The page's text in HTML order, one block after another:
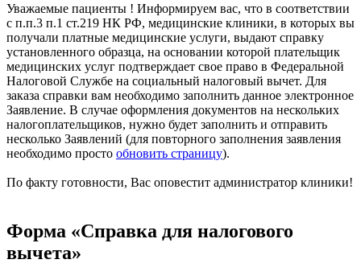
Уважаемые пациенты ! Информируем вас, что в соответствии
с п.п.3 п.1 ст.219 НК РФ, медицинские клиники, в которых вы
получали платные медицинские услуги, выдают справку
установленного образца, на основании которой плательщик
медицинских услуг подтверждает свое право в Федеральной
Налоговой Службе на социальный налоговый вычет. Для
заказа справки вам необходимо заполнить данное электронное
Заявление. В случае оформления документов на нескольких
налогоплательщиков, нужно будет заполнить и отправить
несколько Заявлений (для повторного заполнения заявления
необходимо просто обновить страницу).
По факту готовности, Вас оповестит администратор клиники!
Форма «Справка для налогового
вычета»